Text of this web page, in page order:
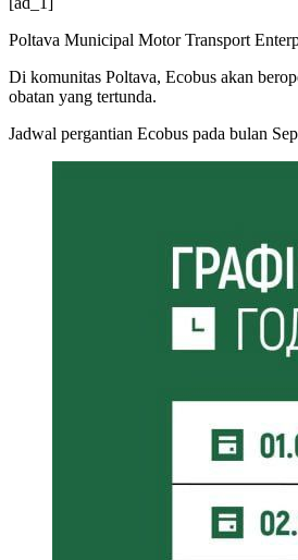
Poltava Municipal Motor Transport
Di komunitas Poltava, Ecobus akan
obatan yang tertunda.
Jadwal pergantian Ecobus pada bulan